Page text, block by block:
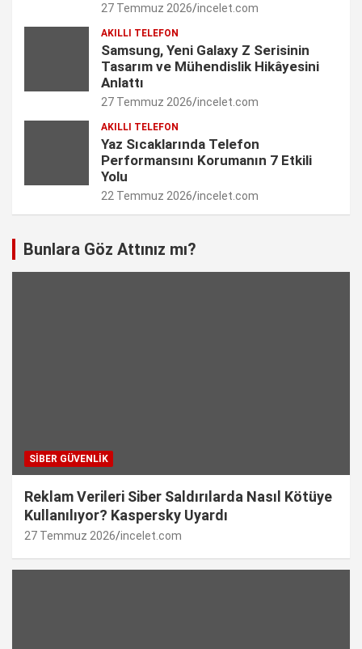
n
e
l
27 Temmuz 2026 incelet.com
AKILLI TELEFON
Samsung, Yeni Galaxy Z Serisinin
Tasarım ve Mühendislik Hikâyesini
Anlattı
27 Temmuz 2026 incelet.com
AKILLI TELEFON
Yaz Sıcaklarında Telefon
Performansını Korumanın 7 Etkili
Yolu
22 Temmuz 2026 incelet.com
Bunlara Göz Attınız mı?
SIBER GÜVENLIK
Reklam Verileri Siber Saldırılarda Nasıl Kötüye
Kullanılıyor? Kaspersky Uyardı
27 Temmuz 2026 incelet.com